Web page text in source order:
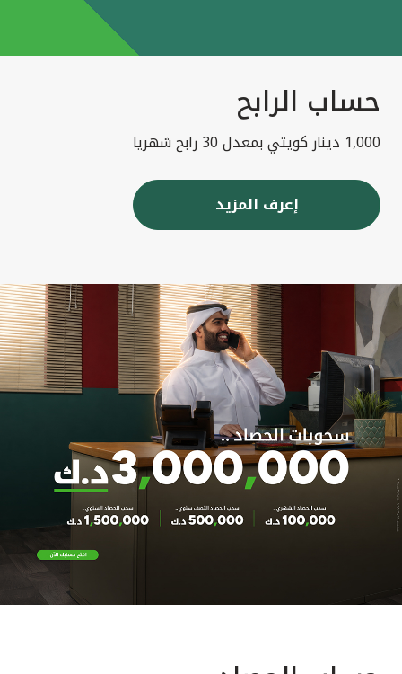
حساب الرابح
1,000 دينار كويتي بمعدل 30 رابح شهريا
إعرف المزيد